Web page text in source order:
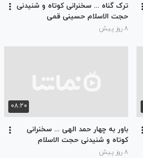
ترک گناه ... سخنرانی کوتاه و شنیدنی
حجت الاسلام حسینی قمی
۸ روز پیش
۰۸:۲۰
باور به چهار حمد الهی ... سخنرانی
کوتاه و شنیدنی حجت الاسلام
حسینی قمی
۸ روز پیش